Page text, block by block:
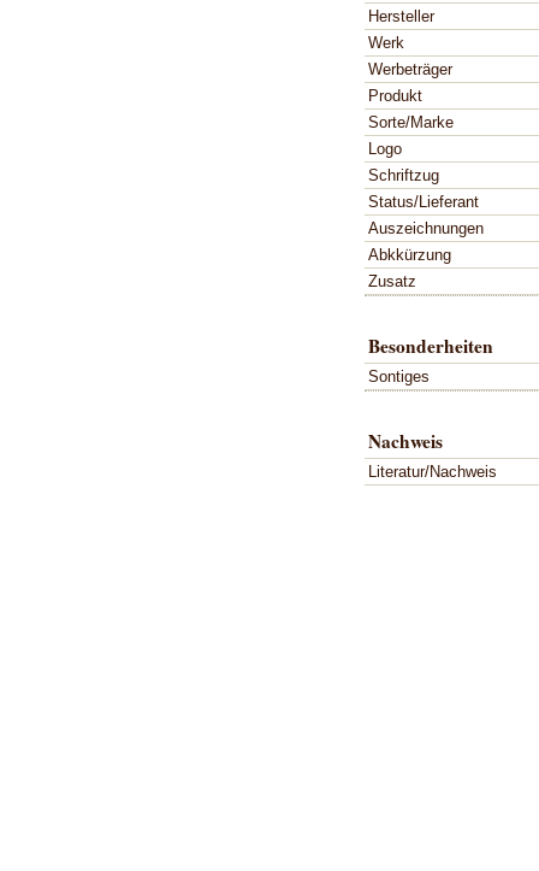
Hersteller
Werk
Werbeträger
Produkt
Sorte/Marke
Logo
Schriftzug
Status/Lieferant
Auszeichnungen
Abkkürzung
Zusatz
Besonderheiten
Sontiges
Nachweis
Literatur/Nachweis